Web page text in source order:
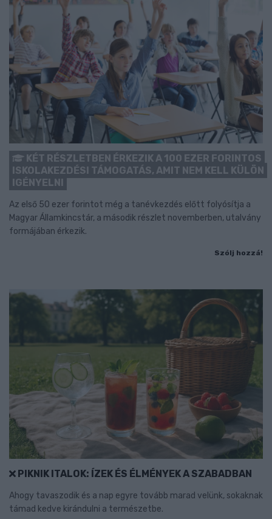
KÉT RÉSZLETBEN ÉRKEZIK A 100 EZER FORINTOS
ISKOLAKEZDÉSI TÁMOGATÁS, AMIT NEM KELL KÜLÖN
IGÉNYELNI
Az első 50 ezer forintot még a tanévkezdés előtt folyósítja a
Magyar Államkincstár, a második részlet novemberben, utalvány
formájában érkezik.
Szólj hozzá!
PIKNIK ITALOK: ÍZEK ÉS ÉLMÉNYEK A SZABADBAN
Ahogy tavaszodik és a nap egyre tovább marad velünk, sokaknak
támad kedve kirándulni a természetbe.